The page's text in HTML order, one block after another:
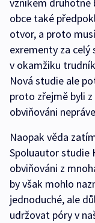
vznikem druhotné
obce také
otvor, a proto
exrementy za celý
v okamžiku
Nová studie ale
proto zřejmě byli
obviňováni
Naopak věda
Spoluautor studie
obviňováni z
by však mohlo
jednoduché, ale
udržovat póry v